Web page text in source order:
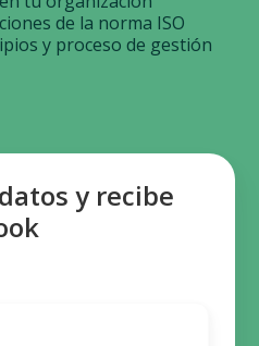
de la norma ISO
y proceso de gestión
y recibe